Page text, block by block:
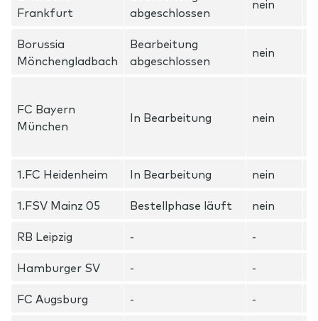
Frankfurt
abgeschlossen
nein
Borussia
Mönchengladbach
Bearbeitung
abgeschlossen
nein
FC Bayern
München
In Bearbeitung nein
1.FC Heidenheim
In Bearbeitung nein
1.FSV Mainz 05
Bestellphase läuft nein
RB Leipzig
- -
Hamburger SV
- -
FC Augsburg
- -